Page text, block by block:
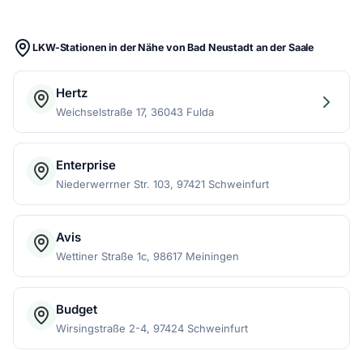
LKW-Stationen in der Nähe von Bad Neustadt an der Saale
Hertz
Weichselstraße 17, 36043 Fulda
Enterprise
Niederwerrner Str. 103, 97421 Schweinfurt
Avis
Wettiner Straße 1c, 98617 Meiningen
Budget
Wirsingstraße 2-4, 97424 Schweinfurt